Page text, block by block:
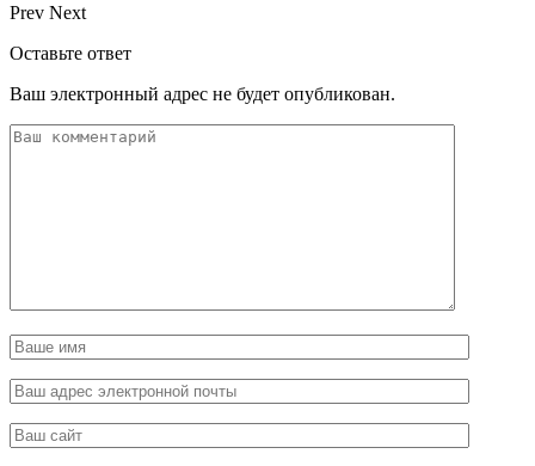
Prev Next
Оставьте ответ
Ваш электронный адрес не будет опубликован.